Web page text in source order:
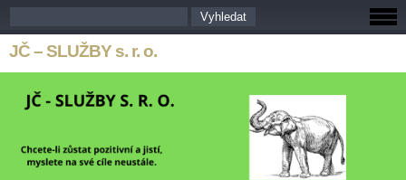
JČ – SLUŽBY s. r. o.